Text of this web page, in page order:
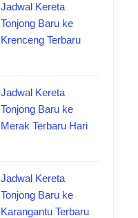
Jadwal Kereta
Tonjong Baru ke
Krenceng Terbaru
Jadwal Kereta
Tonjong Baru ke
Merak Terbaru Hari
Jadwal Kereta
Tonjong Baru ke
Karangantu Terbaru